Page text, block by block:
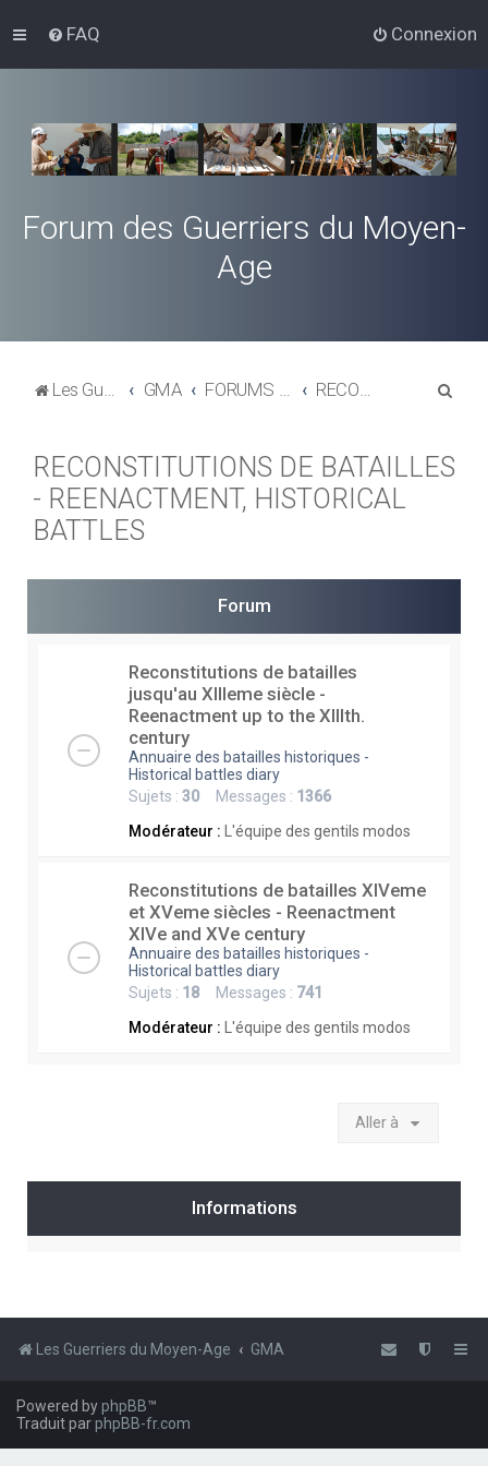
FAQ Connexion
Forum des Guerriers du Moyen-
Age
Les Guerriers du Moyen-Age GMA FORUMS D'ANNONCES RECONSTITUTIONS DE BATAILLES - REENACTMENT, HISTORICAL BATTLES
e
RECONSTITUTIONS DE BATAILLES
- REENACTMENT, HISTORICAL
BATTLES
Forum
Reconstitutions de batailles
jusqu'au XIIIeme siècle -
Reenactment up to the XIIIth.
century
Annuaire des batailles historiques -
Historical battles diary
Sujets : 30 Messages : 1366
Modérateur :
L'équipe des gentils modos
Reconstitutions de batailles XIVeme
et XVeme siècles - Reenactment
XIVe and XVe century
Annuaire des batailles historiques -
Historical battles diary
Sujets : 18 Messages : 741
Modérateur :
L'équipe des gentils modos
Aller à
Informations
Les Guerriers du Moyen-Age GMA
Powered byphpBB™
Traduit parphpBB-fr.com